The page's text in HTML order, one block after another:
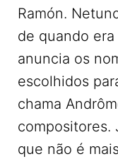
Ramón.
de quando
anuncia os
escolhidos
chama
compositores.
que não é